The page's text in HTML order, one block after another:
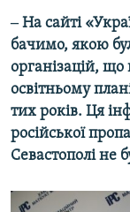
‒ На сайті
бачимо, якою
організацій, що
освітньому
тих років. Ця
російської
Севастополі не